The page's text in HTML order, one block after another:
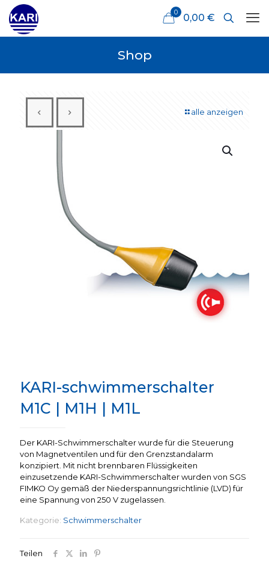
0 0,00 €
Shop
alle anzeigen
KARI-schwimmerschalter
M1C | M1H | M1L
Der KARI-Schwimmerschalter wurde für die Steuerung
von Magnetventilen und für den Grenzstandalarm
konzipiert. Mit nicht brennbaren Flüssigkeiten
einzusetzende KARI-Schwimmerschalter wurden von SGS
FIMKO Oy gemäß der Niederspannungsrichtlinie (LVD) für
eine Spannung von 250 V zugelassen.
Kategorie: Schwimmerschalter
Teilen